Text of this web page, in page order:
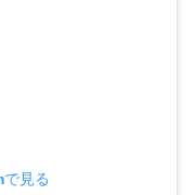
見る